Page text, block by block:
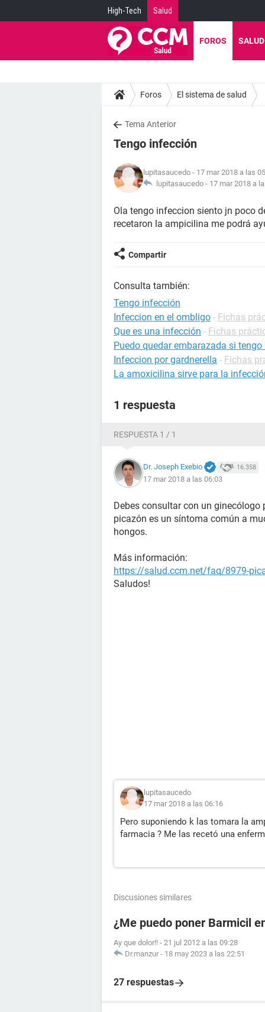
High-Tech Salud
FOROS SALUD
Foros El sistema de salud
Tema Anterior
Tengo infección
lupitasaucedo - 17 mar 2018 a las
lupitasaucedo - 17 mar 2018 a
Ola tengo infeccion siento jn poco
recetaron la ampicilina me podrá
Compartir
Consulta también:
Tengo infección
Infeccion en el ombligo - Fichas
Que es una infección - Fichas
Puedo quedar embarazada si
Infeccion por gardnerella - Fichas
La amoxicilina sirve para la
1 respuesta
RESPUESTA 1 / 1
Dr. Joseph Exebio 16.358
17 mar 2018 a las 06:03
Debes consultar con un ginecólogo
picazón es un síntoma común a
hongos.
Más información:
https://salud.ccm.net/faq/8979-
Saludos!
lupitasaucedo
17 mar 2018 a las 06:16
Pero suponiendo k las tomara la
farmacia ? Me las recetó una
Discusiones similares
¿Me puedo poner Barmicil
Ay que dolor!! - 21 jul 2012 a las 09:28
Dr.manzur - 18 may 2023 a las 22:51
27 respuestas